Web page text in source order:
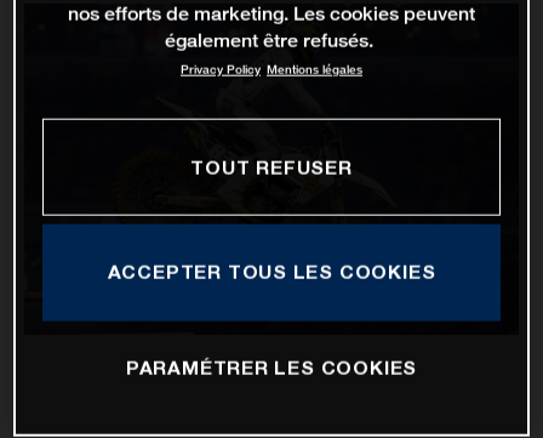
nos efforts de marketing. Les cookies peuvent
également être refusés.
Privacy Policy Mentions légales
TOUT REFUSER
ACCEPTER TOUS LES COOKIES
PARAMÉTRER LES COOKIES